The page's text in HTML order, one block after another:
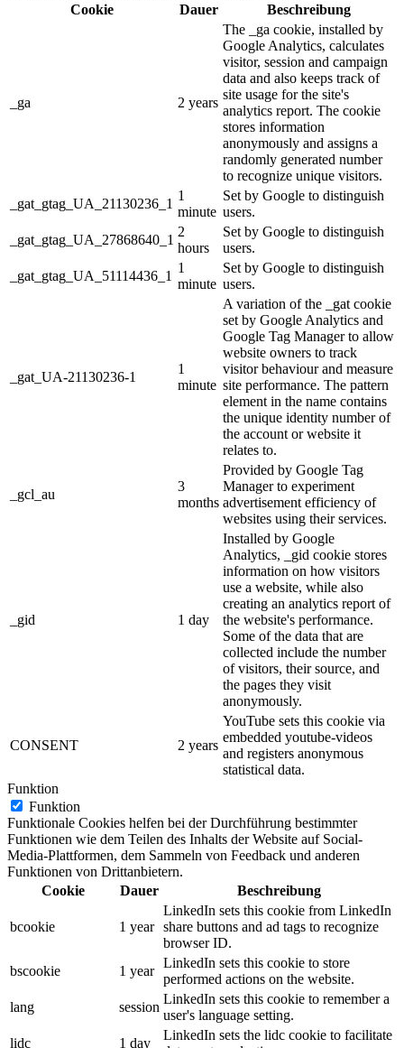
Cookie
Dauer Beschreibung
_ga 2 years
The _ga cookie, installed by
Google Analytics, calculates
visitor, session and campaign
data and also keeps track of
site usage for the site's
analytics report. The cookie
stores information
anonymously and assigns a
randomly generated number
to recognize unique visitors.
_gat_gtag_UA_21130236_1
1
minute
Set by Google to distinguish
users.
_gat_gtag_UA_27868640_1
2
hours
Set by Google to distinguish
users.
_gat_gtag_UA_51114436_1
1
minute
Set by Google to distinguish
users.
_gat_UA-21130236-1
1
minute
A variation of the _gat cookie
set by Google Analytics and
Google Tag Manager to allow
website owners to track
visitor behaviour and measure
site performance. The pattern
element in the name contains
the unique identity number of
the account or website it
relates to.
_gcl_au
3
months
Provided by Google Tag
Manager to experiment
advertisement efficiency of
websites using their services.
_gid 1 day
Installed by Google
Analytics, _gid cookie stores
information on how visitors
use a website, while also
creating an analytics report of
the website's performance.
Some of the data that are
collected include the number
of visitors, their source, and
the pages they visit
anonymously.
CONSENT 2 years
YouTube sets this cookie via
embedded youtube-videos
and registers anonymous
statistical data.
Funktion
Funktion
Funktionale Cookies helfen bei der Durchführung bestimmter
Funktionen wie dem Teilen des Inhalts der Website auf Social-
Media-Plattformen, dem Sammeln von Feedback und anderen
Funktionen von Drittanbietern.
Cookie
Dauer Beschreibung
bcookie 1 year
LinkedIn sets this cookie from LinkedIn
share buttons and ad tags to recognize
browser ID.
bscookie
1 year
LinkedIn sets this cookie to store
performed actions on the website.
lang
session
LinkedIn sets this cookie to remember a
user's language setting.
lidc
1 day
LinkedIn sets the lidc cookie to facilitate